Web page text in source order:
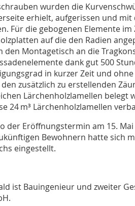
wurden die
erhielt, aufgerissen und mit
Für die gebogenen Elemente
auf die den Radien
den Montagetisch an die
dank gut 500
in kurzer Zeit und
zusätzlich zu erstellenden
Lärchenholzlamellen belegt
24 m³ Lärchenholzlamellen
der Eröffnungstermin am 15.
Bewohnern hatte sich
eingestellt.
ist Bauingenieur und zweiter